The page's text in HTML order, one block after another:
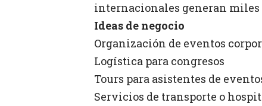
internacionales generan miles
Ideas de negocio
Organización de eventos
Logística para congresos
Tours para asistentes de
Servicios de transporte o